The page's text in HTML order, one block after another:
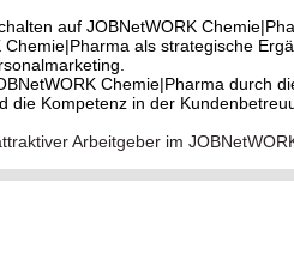
auf JOBNetWORK
Chemie|Pharma als strategische
Chemie|Pharma durch
die Kompetenz in der
Arbeitgeber im